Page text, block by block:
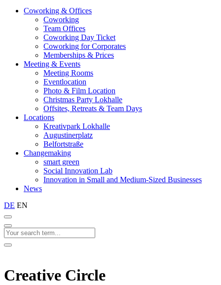
Coworking & Offices
Coworking
Team Offices
Coworking Day Ticket
Coworking for Corporates
Memberships & Prices
Meeting & Events
Meeting Rooms
Eventlocation
Photo & Film Location
Christmas Party Lokhalle
Offsites, Retreats & Team Days
Locations
Kreativpark Lokhalle
Augustinerplatz
Belfortstraße
Changemaking
smart green
Social Innovation Lab
Innovation in Small and Medium-Sized Businesses
News
DE EN
Creative Circle